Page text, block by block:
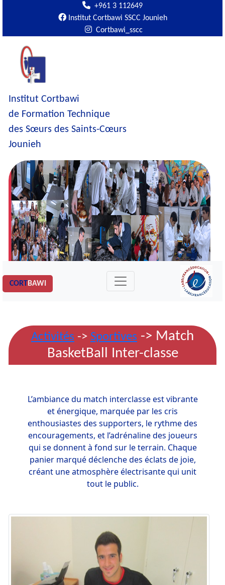
+961 3 112649
Institut Cortbawi SSCC Jounieh
Cortbawi_sscc
Institut Cortbawi
de Formation Technique
des Sœurs des Saints-Cœurs
Jounieh
CORTBAWI
Activités -> Sportives -> Match
BasketBall Inter-classe
L’ambiance du match interclasse est vibrante
et énergique, marquée par les cris
enthousiastes des supporters, le rythme des
encouragements, et l’adrénaline des joueurs
qui se donnent à fond sur le terrain. Chaque
panier marqué déclenche des éclats de joie,
créant une atmosphère électrisante qui unit
tout le public.